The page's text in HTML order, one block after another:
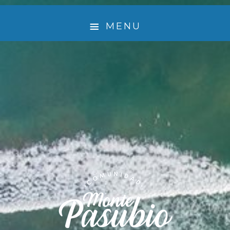
MENU
EXPERIENCIA
ACTIVIDADES
TURISMO SUSTENTABLE